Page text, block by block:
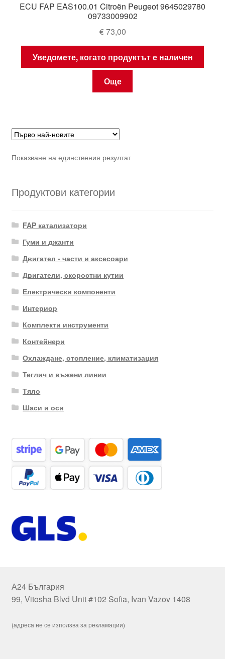
ECU FAP EAS100.01 Citroën Peugeot 9645029780
09733009902
€73,00
Уведомете, когато продуктът е наличен
Още
Показване на единствения резултат
Продуктови категории
FAP катализатори
Гуми и джанти
Двигател - части и аксесоари
Двигатели, скоростни кутии
Електрически компоненти
Интериор
Комплекти инструменти
Контейнери
Охлаждане, отопление, климатизация
Теглич и въжени линии
Тяло
Шаси и оси
А24 България
99, Vitosha Blvd Unit #102 Sofia, Ivan Vazov 1408
(адреса не се използва за рекламации)